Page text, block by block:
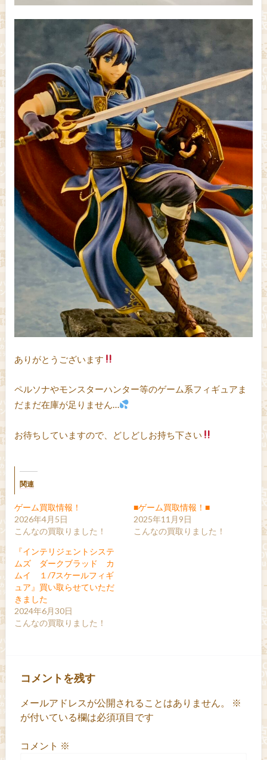
ありがとうございます
ペルソナやモンスターハンター等のゲーム系フィギュアま
だまだ在庫が足りません…
お待ちしていますので、どしどしお持ち下さい
関連
ゲーム買取情報！
2026年4月5日
こんなの買取りました！
■ゲーム買取情報！■
2025年11月9日
こんなの買取りました！
『インテリジェントシステ
ムズ ダークブラッド カ
ムイ １/7スケールフィギ
ュア』買い取らせていただ
きました
2024年6月30日
こんなの買取りました！
コメントを残す
メールアドレスが公開されることはありません。
※
が付いている欄は必須項目です
コメント ※